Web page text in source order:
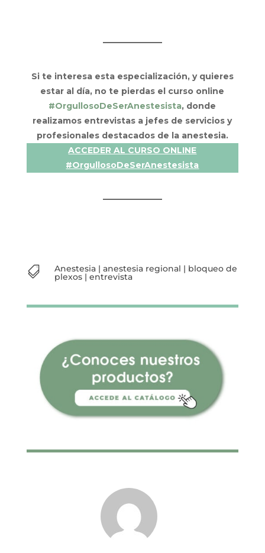
Si te interesa esta especialización, y quieres
estar al día, no te pierdas el curso online
#OrgullosoDeSerAnestesista, donde
realizamos entrevistas a jefes de servicios y
profesionales destacados de la anestesia.
ACCEDER AL CURSO ONLINE
#OrgullosoDeSerAnestesista
 Anestesia| anestesia regional | bloqueo de
plexos| entrevista